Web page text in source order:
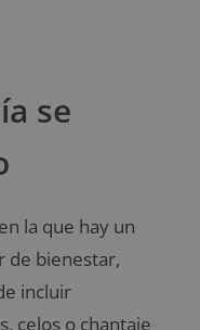
se
la que hay un
de bienestar,
incluir
celos o chantaje